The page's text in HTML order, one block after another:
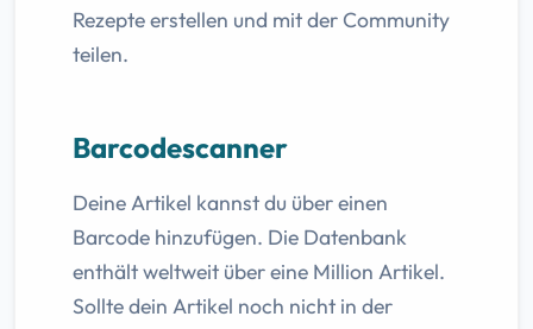
Rezepte erstellen und mit der Community
teilen.
Barcodescanner
Deine Artikel kannst du über einen
Barcode hinzufügen. Die Datenbank
enthält weltweit über eine Million Artikel.
Sollte dein Artikel noch nicht in der